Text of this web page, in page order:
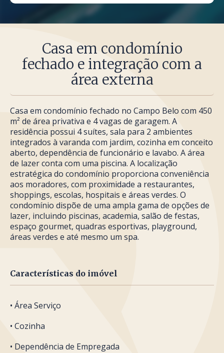
Casa em condomínio
fechado e integração com a
área externa
Casa em condomínio fechado no Campo Belo com 450
m² de área privativa e 4 vagas de garagem. A
residência possui 4 suítes, sala para 2 ambientes
integrados à varanda com jardim, cozinha em conceito
aberto, dependência de funcionário e lavabo. A área
de lazer conta com uma piscina. A localização
estratégica do condomínio proporciona conveniência
aos moradores, com proximidade a restaurantes,
shoppings, escolas, hospitais e áreas verdes. O
condomínio dispõe de uma ampla gama de opções de
lazer, incluindo piscinas, academia, salão de festas,
espaço gourmet, quadras esportivas, playground,
áreas verdes e até mesmo um spa.
Características do imóvel
• Área Serviço
• Cozinha
• Dependência de Empregada